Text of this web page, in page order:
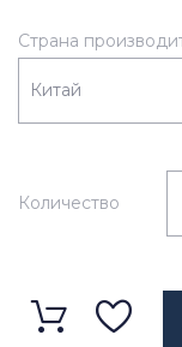
Количество